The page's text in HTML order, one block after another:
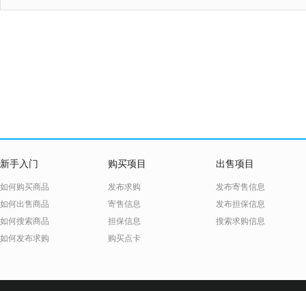
新手入门
如何购买商品
如何出售商品
如何搜索商品
如何发布求购
购买项目
发布求购
寄售信息
担保信息
购买点卡
出售项目
发布寄售信息
发布担保信息
搜索求购信息